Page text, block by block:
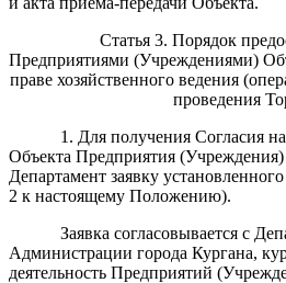
Статья 3. Порядок
Предприятиями (Учреждениями)
праве хозяйственного ведения
проведения
1. Для получения Согласия
Объекта Предприятия (Учреждения)
Департамент заявку
2 к настоящему Положению).
Заявка согласовывается с
Администрации города Кургана,
деятельность Предприятий